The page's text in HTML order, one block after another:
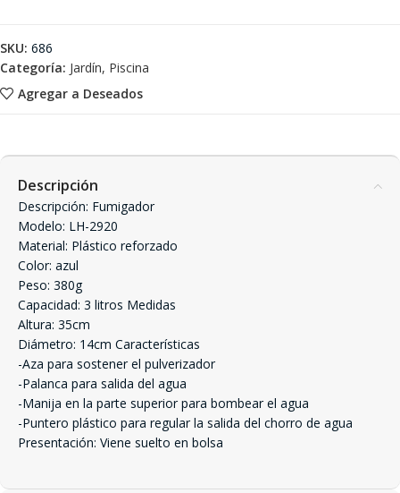
Agregar a Deseados
SKU: 686
Categoría: Jardín, Piscina
Descripción
Descripción: Fumigador
Modelo: LH-2920
Material: Plástico reforzado
Color: azul
Peso: 380g
Capacidad: 3 litros Medidas
Altura: 35cm
Diámetro: 14cm Características
-Aza para sostener el pulverizador
-Palanca para salida del agua
-Manija en la parte superior para bombear el agua
-Puntero plástico para regular la salida del chorro de agua
Presentación: Viene suelto en bolsa